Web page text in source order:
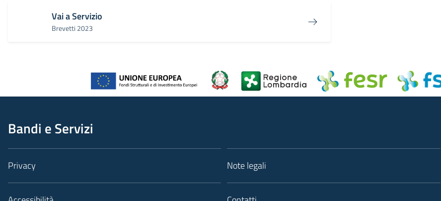
Vai a Servizio
Brevetti 2023
Bandi e Servizi
Privacy Note legali